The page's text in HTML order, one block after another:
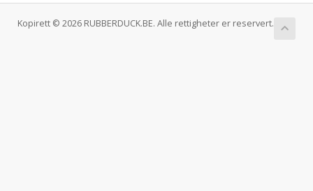
Kopirett © 2026 RUBBERDUCK.BE. Alle rettigheter er reservert.